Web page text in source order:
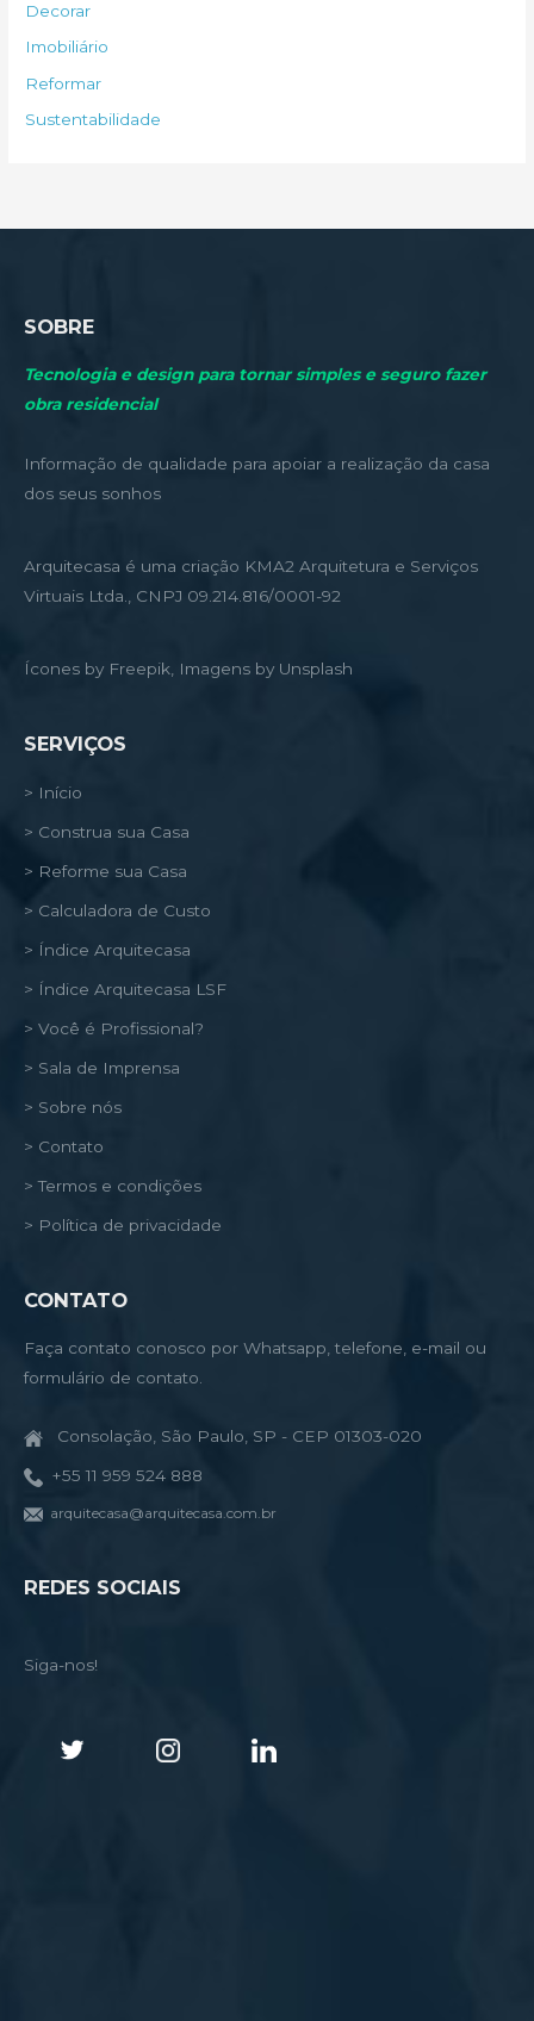
p
o
r
Decorar
Imobiliário
Reformar
Sustentabilidade
SOBRE
Tecnologia e design para tornar simples e seguro fazer
obra residencial
Informação de qualidade para apoiar a realização da casa
dos seus sonhos
Arquitecasa é uma criação KMA2 Arquitetura e Serviços
Virtuais Ltda., CNPJ 09.214.816/0001-92
Ícones by Freepik, Imagens by Unsplash
SERVIÇOS
> Início
> Construa sua Casa
> Reforme sua Casa
> Calculadora de Custo
> Índice Arquitecasa
> Índice Arquitecasa LSF
> Você é Profissional?
> Sala de Imprensa
> Sobre nós
> Contato
> Termos e condições
> Política de privacidade
CONTATO
Faça contato conosco por Whatsapp, telefone, e-mail ou
formulário de contato.
Consolação, São Paulo, SP - CEP 01303-020
+55 11 959 524 888
arquitecasa@arquitecasa.com.br
REDES SOCIAIS
Siga-nos!